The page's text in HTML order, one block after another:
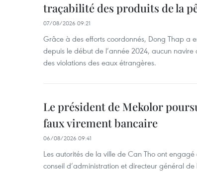
traçabilité des produits de la
07/08/2026 09:21
Grâce à des efforts coordonnés, Dong Thap a
depuis le début de l’année 2024, aucun
des violations des eaux étrangères.
Le président de Mekolor
faux virement bancaire
06/08/2026 09:41
Les autorités de la ville de Can Tho ont
conseil d’administration et directeur général